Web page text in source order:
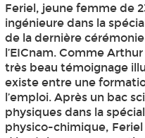
Feriel, jeune femme de
ingénieure dans la
de la dernière
l’EICnam. Comme
très beau témoignage
existe entre une
l’emploi. Après un bac
physiques dans la
physico-chimique,